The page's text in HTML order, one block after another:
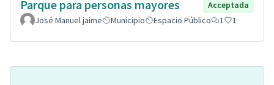
Parque para personas mayores
Acceptada
José Manuel jaime
Municipio Espacio Público 1 1